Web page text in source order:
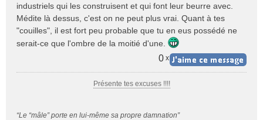
g
e
n
industriels qui les construisent et qui font leur beurre avec.
Médite là dessus, c'est on ne peut plus vrai. Quant à tes
"couilles", il est fort peu probable que tu en eus possédé ne
serait-ce que l'ombre de la moitié d'une.
0 x
Présente tes excuses !!!!
“Le “mâle” porte en lui-même sa propre damnation”